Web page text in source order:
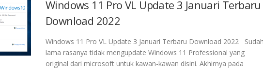
Windows 11 Pro VL Update 3 Januari Terbaru
Download 2022
Windows 11 Pro VL Update 3 Januari Terbaru Download 2022 Sudah
lama rasanya tidak mengupdate Windows 11 Professional yang
original dari microsoft untuk kawan-kawan disini. Akhirnya pada